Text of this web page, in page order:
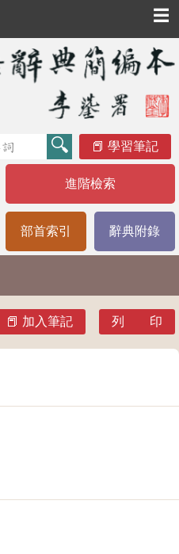
☰
學習筆記
進階檢索
部首索引 辭典附錄
加入筆記 列 印